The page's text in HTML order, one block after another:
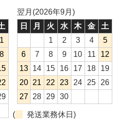
1
8
翌月(2026年9月)
日
月 火 水 木 金
土
1
2 3 4
5
6
7 8 9 10 11
12
13
14 15 16 17 18
19
20
21 22 23 24 25
26
27
28 29 30
( 発送業務休日)